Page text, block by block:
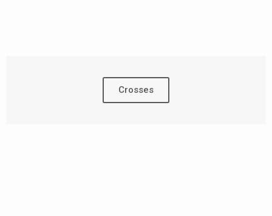
Crosses